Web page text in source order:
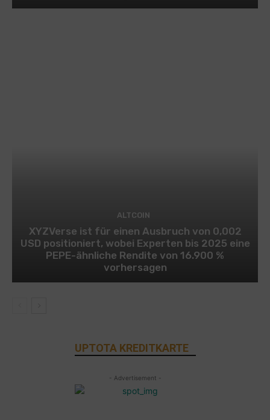
ALTCOIN
XYZVerse ist für einen Ausbruch von 0,002
USD positioniert, wobei Experten bis 2025 eine
PEPE-ähnliche Rendite von 16.900 %
vorhersagen
UPTOTA KREDITKARTE
- Advertisement -